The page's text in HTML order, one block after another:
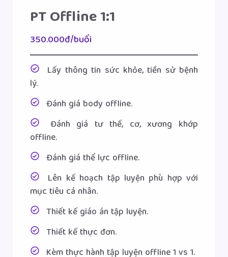
PT Offline 1:1
350.000đ/buổi
Lấy thông tin sức khỏe, tiền sử bệnh
lý.
Đánh giá body offline.
Đánh giá tư thế, cơ, xương khớp
offline.
Đánh giá thể lực offline.
Lên kế hoạch tập luyện phù hợp với
mục tiêu cá nhân.
Thiết kế giáo án tập luyện.
Thiết kế thực đơn.
Kèm thực hành tập luyện offline 1 vs 1.